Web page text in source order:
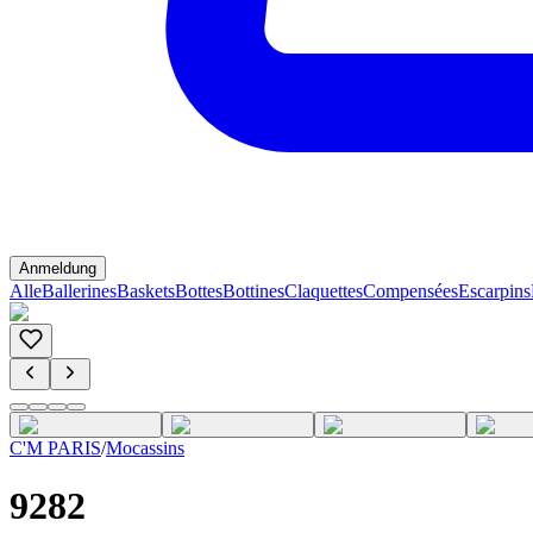
Anmeldung
AlleBallerinesBasketsBottesBottinesClaquettesCompenséesEscarpins
C'M PARIS/Mocassins
9282